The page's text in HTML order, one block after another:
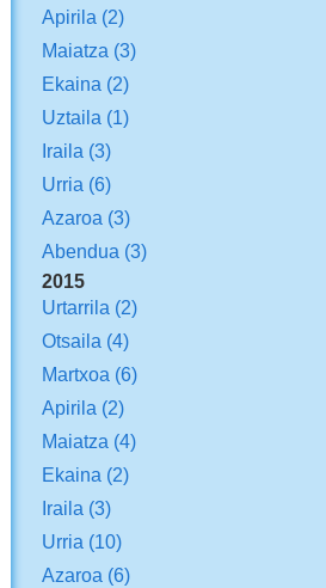
Apirila (2)
Maiatza (3)
Ekaina (2)
Uztaila (1)
Iraila (3)
Urria (6)
Azaroa (3)
Abendua (3)
2015
Urtarrila (2)
Otsaila (4)
Martxoa (6)
Apirila (2)
Maiatza (4)
Ekaina (2)
Iraila (3)
Urria (10)
Azaroa (6)